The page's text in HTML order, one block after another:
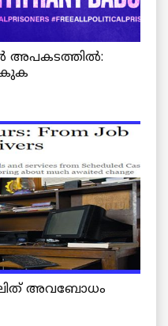
അപകടത്തിൽ:
അവബോധം